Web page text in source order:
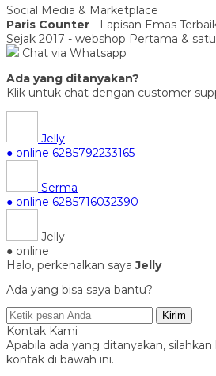
Social Media & Marketplace
Paris Counter - Lapisan Emas
Sejak 2017 - webshop Pertama &
Chat via Whatsapp
Ada yang ditanyakan?
Klik untuk chat dengan customer
Jelly
● online 6285792233165
Serma
● online 6285716032390
Jelly
● online
Halo, perkenalkan sayaJelly
Ada yang bisa saya bantu?
Kirim
Kontak Kami
Apabila ada yang ditanyakan,
kontak di bawah ini.